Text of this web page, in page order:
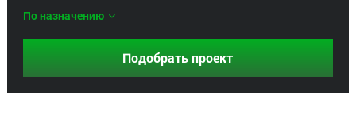
По назначению